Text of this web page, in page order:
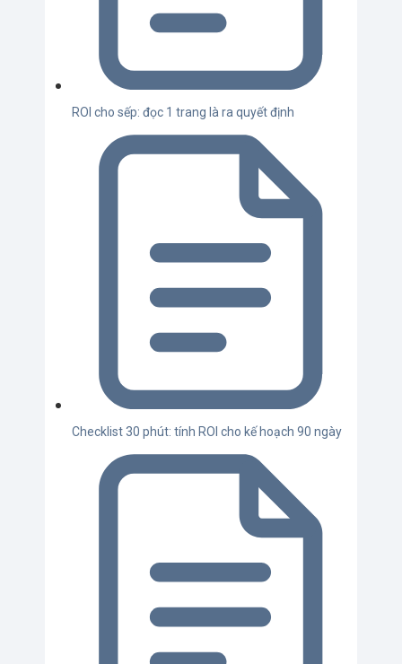
ROI cho sếp: đọc 1 trang là ra quyết định
Checklist 30 phút: tính ROI cho kế hoạch 90 ngày